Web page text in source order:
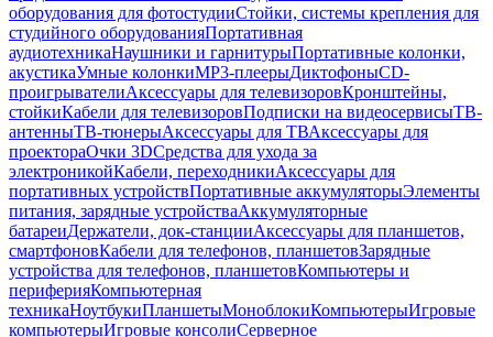
оборудования для фотостудииСтойки, системы крепления для
студийного оборудованияПортативная
аудиотехникаНаушники и гарнитурыПортативные колонки,
акустикаУмные колонкиMP3-плеерыДиктофоныCD-
проигрывателиАксессуары для телевизоровКронштейны,
стойкиКабели для телевизоровПодписки на видеосервисыТВ-
антенныТВ-тюнерыАксессуары для ТВАксессуары для
проектораОчки 3DСредства для ухода за
электроникойКабели, переходникиАксессуары для
портативных устройствПортативные аккумуляторыЭлементы
питания, зарядные устройстваАккумуляторные
батареиДержатели, док-станцииАксессуары для планшетов,
смартфоновКабели для телефонов, планшетовЗарядные
устройства для телефонов, планшетовКомпьютеры и
периферияКомпьютерная
техникаНоутбукиПланшетыМоноблокиКомпьютерыИгровые
компьютерыИгровые консолиСерверное